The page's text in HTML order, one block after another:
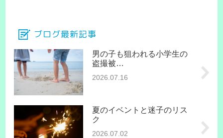
ブログ最新記事
男の子も狙われる小学生の
盗撮被…
2026.07.16
夏のイベントと迷子のリス
ク
2026.07.02